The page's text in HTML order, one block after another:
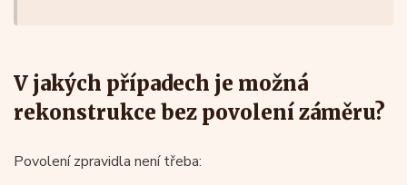
V jakých případech je možná
rekonstrukce bez povolení záměru?
Povolení zpravidla není třeba: